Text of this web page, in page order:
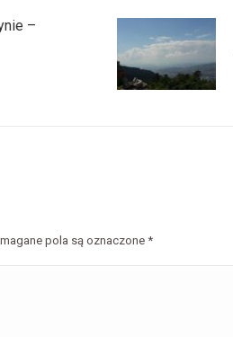
–
pola są oznaczone*